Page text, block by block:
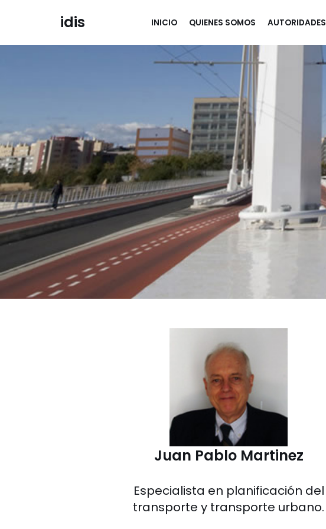
al
idis INICIO QUIENES SOMOS AUTORIDADES
Juan Pablo Martinez
Especialista en planificación del
transporte y transporte urbano.